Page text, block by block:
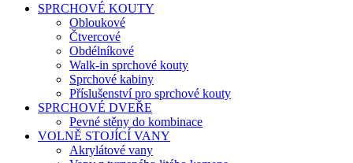
SPRCHOVÉ KOUTY
Obloukové
Čtvercové
Obdélníkové
Walk-in sprchové kouty
Sprchové kabiny
Příslušenství pro sprchové kouty
SPRCHOVÉ DVEŘE
Pevné stěny do kombinace
VOLNĚ STOJÍCÍ VANY
Akrylátové vany